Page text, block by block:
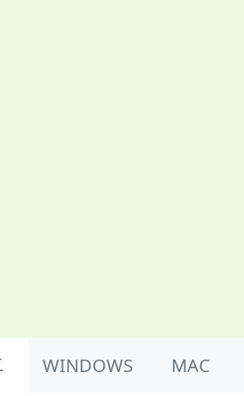
WINDOWS MAC